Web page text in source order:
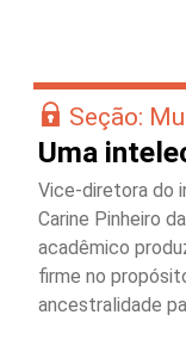
Seção:
Uma
Vice-diretora do
Carine Pinheiro
acadêmico
firme no
ancestralidade